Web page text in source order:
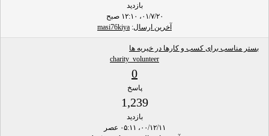
بازدید
۰۱/۷/۲۰، ۱۲:۱۰ صبح
آخرین ارسال:
masi76kiya
بستر مناسب برای کسب و کارها در خیریه ها
charity_volunteer
0
پاسخ
1,239
بازدید
۰۰/۱۲/۱۱، ۰۵:۱۱ عصر